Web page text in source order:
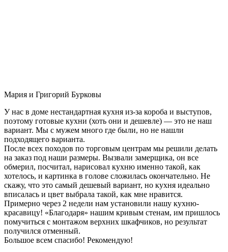
Мария и Григорий Бурковы
У нас в доме нестандартная кухня из-за короба и выступов,
поэтому готовые кухни (хоть они и дешевле) — это не наш
вариант. Мы с мужем много где были, но не нашли
подходящего варианта.
После всех походов по торговым центрам мы решили делать
на заказ под наши размеры. Вызвали замерщика, он все
обмерил, посчитал, нарисовал кухню именно такой, как
хотелось, и картинка в голове сложилась окончательно. Не
скажу, что это самый дешевый вариант, но кухня идеально
вписалась и цвет выбрала такой, как мне нравится.
Примерно через 2 недели нам установили нашу кухню-
красавицу! «Благодаря» нашим кривым стенам, им пришлось
помучиться с монтажом верхних шкафчиков, но результат
получился отменный.
Большое всем спасибо! Рекомендую!